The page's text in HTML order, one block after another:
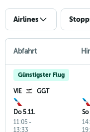
Airlines
Abfahrt
Günstigster Flug
VIE GGT
Do 5.11.
11:05 -
13:33
So